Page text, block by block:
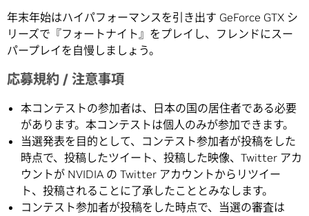
年末年始はハイパフォーマンスを引き出す GeForce GTX シ
リーズで『フォートナイト』をプレイし、フレンドにスー
パープレイを自慢しましょう。
応募規約 / 注意事項
本コンテストの参加者は、日本の国の居住者である必要
があります。本コンテストは個人のみが参加できます。
当選発表を目的として、コンテスト参加者が投稿をした
時点で、投稿したツイート、投稿した映像、Twitter アカ
ウントが NVIDIA の Twitter アカウントからリツイー
ト、投稿されることに了承したこととみなします。
コンテスト参加者が投稿をした時点で、当選の審査は